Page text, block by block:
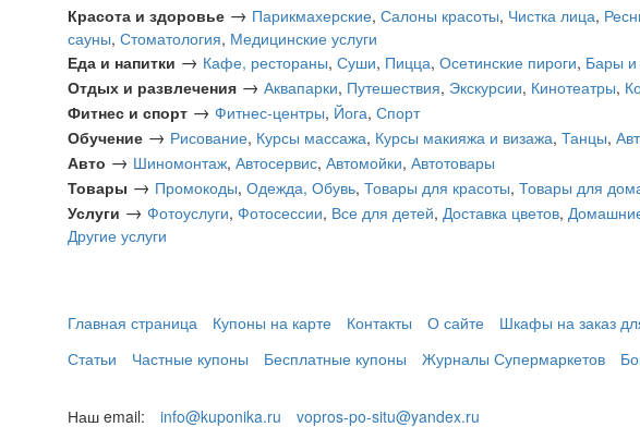
Красота и здоровье → Парикмахерские, Салоны красоты, Чистка лица,
сауны, Стоматология, Медицинские услуги
Еда и напитки → Кафе, рестораны, Суши, Пицца, Осетинские пироги, Бары и
Отдых и развлечения → Аквапарки, Путешествия, Экскурсии, Кинотеатры,
Фитнес и спорт → Фитнес-центры, Йога, Спорт
Обучение → Рисование, Курсы массажа, Курсы макияжа и визажа, Танцы,
Авто → Шиномонтаж, Автосервис, Автомойки, Автотовары
Товары → Промокоды, Одежда, Обувь, Товары для красоты, Товары для
Услуги → Фотоуслуги, Фотосессии, Все для детей, Доставка цветов,
Другие услуги
Главная страница Купоны на карте Контакты О сайте
Шкафы на заказ
Статьи
Частные купоны Бесплатные купоны Журналы Супермаркетов
Наш email: info@kuponika.ru vopros-po-situ@yandex.ru